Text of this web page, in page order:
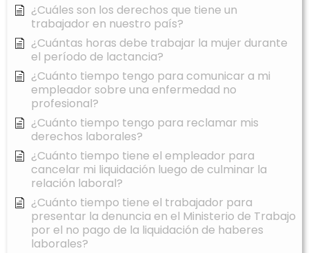
¿Cuáles son los derechos que tiene un
trabajador en nuestro país?
¿Cuántas horas debe trabajar la mujer durante
el período de lactancia?
¿Cuánto tiempo tengo para comunicar a mi
empleador sobre una enfermedad no
profesional?
¿Cuánto tiempo tengo para reclamar mis
derechos laborales?
¿Cuánto tiempo tiene el empleador para
cancelar mi liquidación luego de culminar la
relación laboral?
¿Cuánto tiempo tiene el trabajador para
presentar la denuncia en el Ministerio de Trabajo
por el no pago de la liquidación de haberes
laborales?